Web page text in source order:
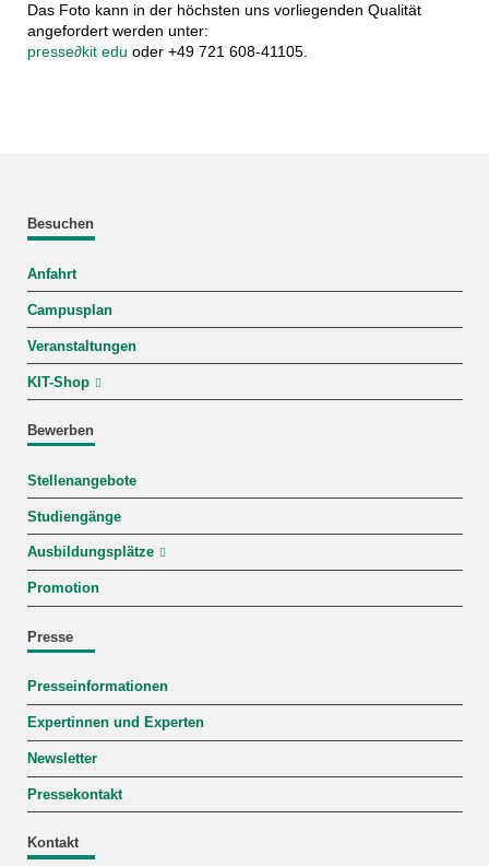
Das Foto kann in der höchsten uns vorliegenden Qualität
angefordert werden unter:
presse∂kit edu oder +49 721 608-41105.
Besuchen
Anfahrt
Campusplan
Veranstaltungen
KIT-Shop
Bewerben
Stellenangebote
Studiengänge
Ausbildungsplätze
Promotion
Presse
Presseinformationen
Expertinnen und Experten
Newsletter
Pressekontakt
Kontakt